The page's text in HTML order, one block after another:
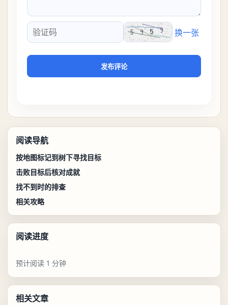
验证码
换一张
发布评论
阅读导航
按地图标记到树下寻找目标
击败目标后核对成就
找不到时的排查
相关攻略
阅读进度
预计阅读 1 分钟
相关文章